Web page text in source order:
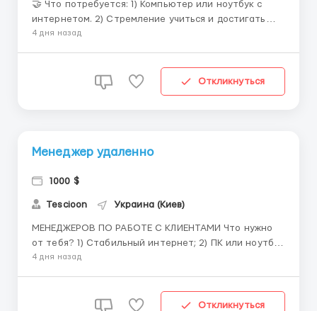
🤝 Что потребуется: 1) Компьютер или ноутбук с
интернетом. 2) Стремление учиться и достигать
новых целей. Что мы предлагаем: 1) Стартовый
перспективы. 💌Свяжитесь с нами в Telegram
4 дня назад
Откликнуться
Менеджер удаленно
1000 $
Tescioon Украина (Киев)
МЕНЕДЖЕРОВ ПО РАБОТЕ С КЛИЕНТАМИ Что нужно
от тебя? 1) Стабильный интернет; 2) ПК или ноутбук
для работы; 3) Грамотная письменная речь; 4) Быть
бонусами; 2) График выбираете сами , когда удобно...
4 дня назад
Откликнуться